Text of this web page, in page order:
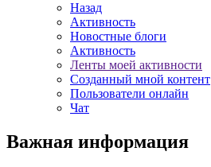
Назад
Активность
Новостные блоги
Активность
Ленты моей активности
Созданный мной контент
Пользователи онлайн
Чат
Важная информация